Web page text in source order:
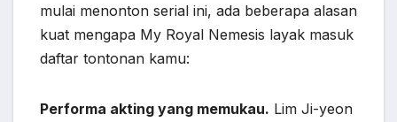
mulai menonton serial ini, ada beberapa alasan
kuat mengapa My Royal Nemesis layak masuk
daftar tontonan kamu:
Performa akting yang memukau. Lim Ji-yeon